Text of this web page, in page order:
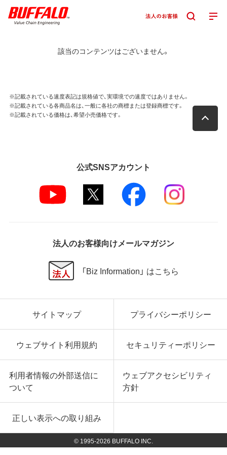
該当のコンテンツはございません。
※記載されている速度表記は規格値で、実環境での速度ではありません。
※記載されている各商品名は、一般に各社の商標または登録商標です。
※記載されている価格は、希望小売価格です。
公式SNSアカウント
法人のお客様向けメールマガジン
「Biz Information」 はこちら
サイトマップ プライバシーポリシー
ウェブサイト利用規約 セキュリティーポリシー
利用者情報の外部送信に
ついて
ウェブアクセシビリティ
方針
正しい表示への取り組み
© 1995-2026 BUFFALO INC.